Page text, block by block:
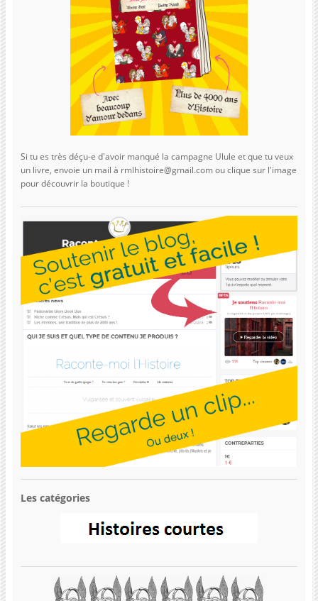
Si tu es très déçu-e d'avoir manqué la campagne Ulule et que tu veux
un livre, envoie un mail à rmlhistoire@gmail.com ou clique sur l'image
pour découvrir la boutique !
Les catégories